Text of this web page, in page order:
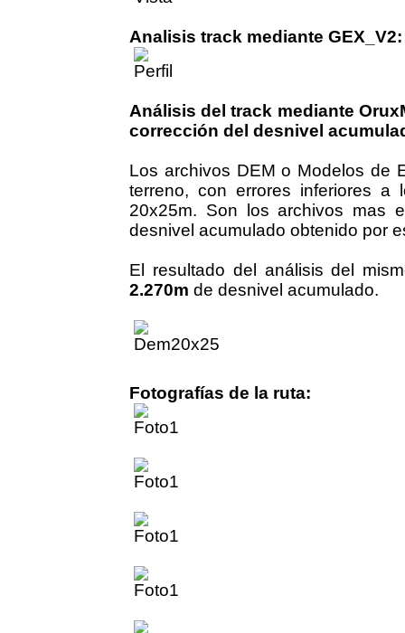
Analisis track mediante GEX_V2:
Análisis del track mediante
corrección del desnivel
Los archivos DEM o Modelos de
terreno, con errores inferiores
20x25m. Son los archivos mas
desnivel acumulado obtenido por
El resultado del análisis del
2.270m de desnivel acumulado.
Fotografías de la ruta: